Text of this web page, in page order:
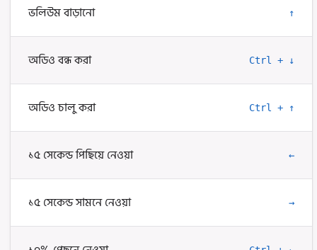
ভলিউম বাড়ানো ↑
অডিও বন্ধ করা Ctrl + ↓
অডিও চালু করা Ctrl + ↑
১৫ সেকেন্ড পিছিয়ে নেওয়া ←
১৫ সেকেন্ড সামনে নেওয়া →